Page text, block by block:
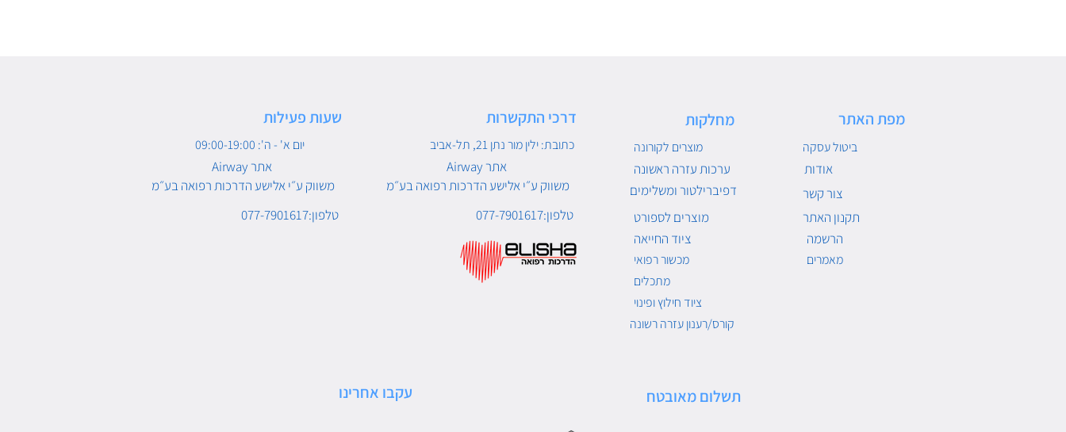
שעות פעילות
יום א' - ה': 09:00-19:00
Airway אתר
משווק ע״י אלישע הדרכות רפואה בע״מ
טלפון:077-7901617
דרכי התקשרות
כתובת: ילין מור נתן 21, תל-אביב
Airway אתר
משווק ע״י אלישע הדרכות רפואה בע״מ
טלפון:077-7901617
מחלקות
מוצרים לקורונה
ערכות עזרה ראשונה
דפיברילטור ומשלימים
מוצרים לספורט
ציוד החייאה
מכשור רפואי
מתכלים
ציוד חילוץ ופינוי
קורס/רענון עזרה רשונה
מפת האתר
ביטול עסקה
אודות
צור קשר
תקנון האתר
הרשמה
מאמרים
עקבו אחרינו תשלום מאובטח